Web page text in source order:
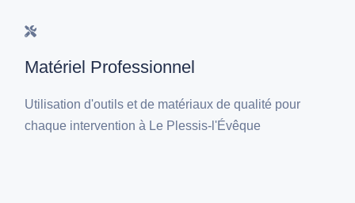
Matériel Professionnel
Utilisation d'outils et de matériaux de qualité pour
chaque intervention à Le Plessis-l'Évêque